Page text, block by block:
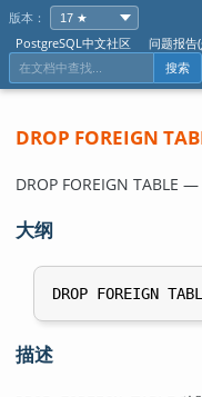
版本：
PostgreSQL中文社区
问题报告
搜索
DROP FOREIGN
DROP FOREIGN TABLE
大纲
DROP FOREIGN
描述